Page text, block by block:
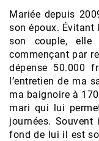
Mariée depuis
son époux. Évitant
son couple, elle
commençant par
dépense 50.000
l’entretien de ma
ma baignoire à
mari qui lui
journées.
fond de lui il est